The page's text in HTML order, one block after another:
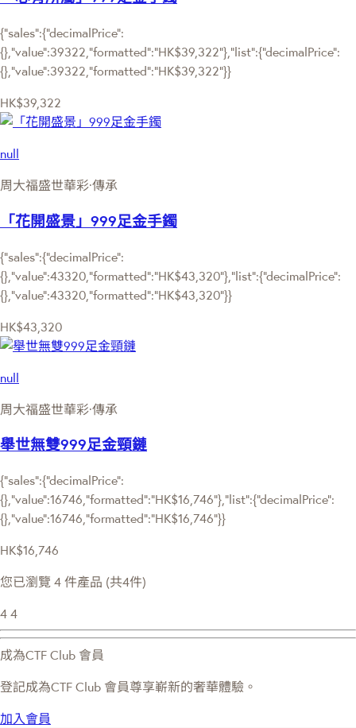
{"sales":{"decimalPrice":
{},"value":39322,"formatted":"HK$39,322"},"list":{"decimalPrice":
{},"value":39322,"formatted":"HK$39,322"}}
HK$39,322
null
周大福盛世華彩·傳承
「花開盛景」999足金手鐲
{"sales":{"decimalPrice":
{},"value":43320,"formatted":"HK$43,320"},"list":{"decimalPrice":
{},"value":43320,"formatted":"HK$43,320"}}
HK$43,320
null
周大福盛世華彩·傳承
舉世無雙999足金頸鏈
{"sales":{"decimalPrice":
{},"value":16746,"formatted":"HK$16,746"},"list":{"decimalPrice":
{},"value":16746,"formatted":"HK$16,746"}}
HK$16,746
您已瀏覽 4 件產品 (共4件)
4 4
成為CTF Club 會員
登記成為CTF Club 會員尊享嶄新的奢華體驗。
加入會員